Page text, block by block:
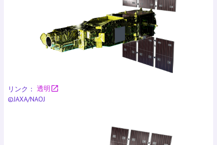
リンク： 透明open_in_new
©JAXA/NAOJ